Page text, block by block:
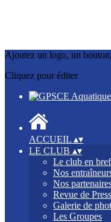
Ajoutez un logo, un
Cliquez pour éditer
ACCUEIL ▴▾
LE CLUB ▴▾
Le club en bref
Nos
Nos
Revue de
Galerie de
Les Groupes